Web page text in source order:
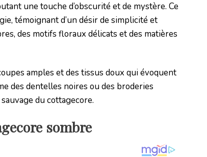
une touche d’obscurité et de mystère. Ce
témoignant d’un désir de simplicité et
des motifs floraux délicats et des matières
amples et des tissus doux qui évoquent
des dentelles noires ou des broderies
du cottagecore.
sombre